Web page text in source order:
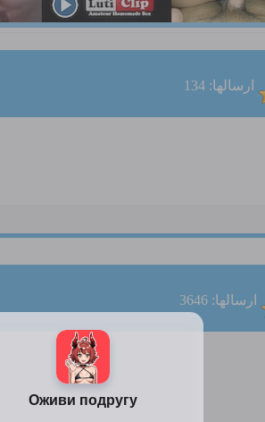
ارسالها: 134
ارسالها: 3646